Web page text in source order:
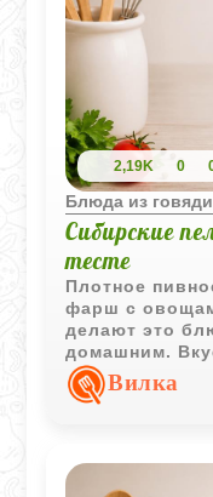
сладостью
2,19K 0
Блюда из
Сибирские
тесте
Плотное
фарш с
делают это
домашним.
насыщенным, а
остается
Вилка